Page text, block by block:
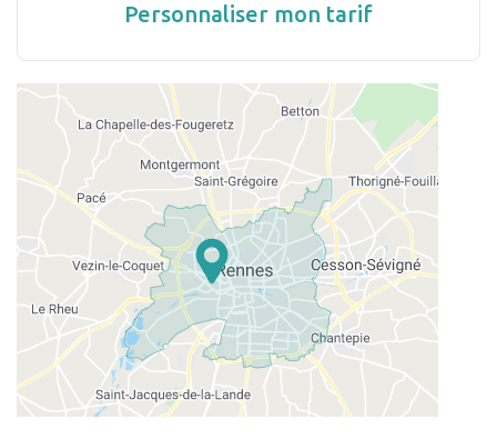
Personnaliser mon tarif